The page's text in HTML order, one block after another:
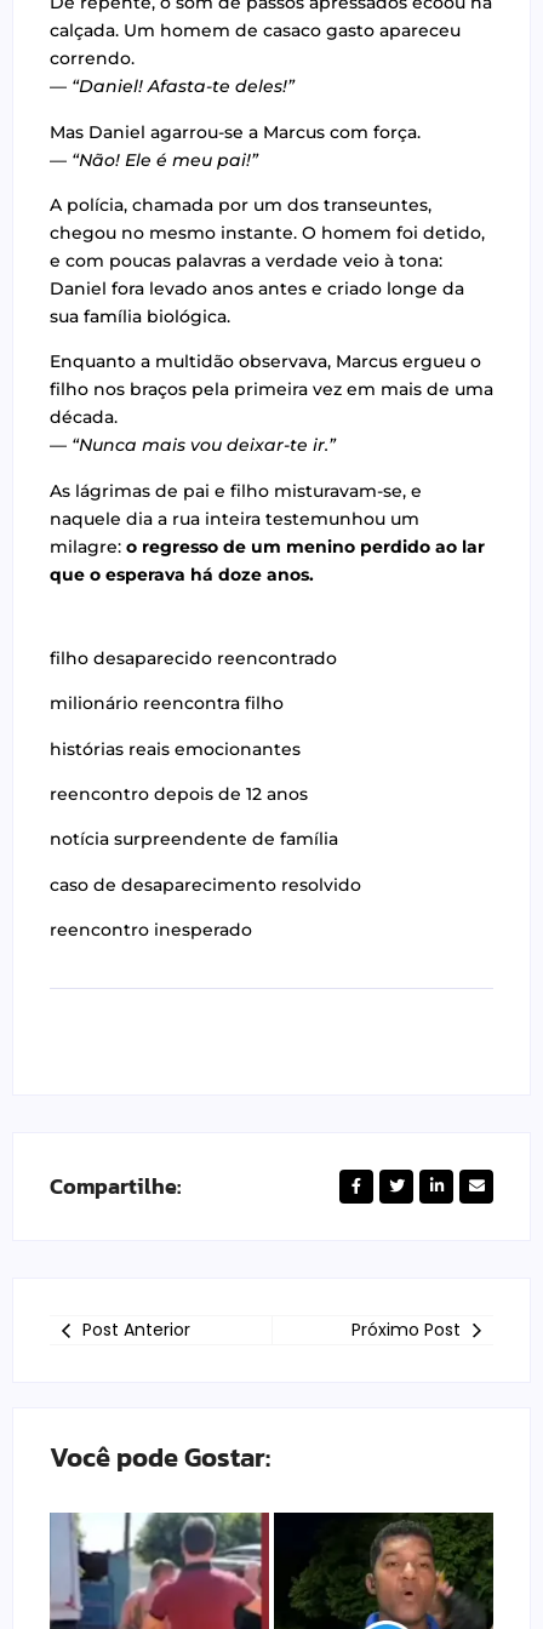
calçada. Um homem de casaco gasto apareceu
correndo.
— “Daniel! Afasta-te deles!”
Mas Daniel agarrou-se a Marcus com força.
— “Não! Ele é meu pai!”
A polícia, chamada por um dos transeuntes,
chegou no mesmo instante. O homem foi detido,
e com poucas palavras a verdade veio à tona:
Daniel fora levado anos antes e criado longe da
sua família biológica.
Enquanto a multidão observava, Marcus ergueu o
filho nos braços pela primeira vez em mais de uma
década.
— “Nunca mais vou deixar-te ir.”
As lágrimas de pai e filho misturavam-se, e
naquele dia a rua inteira testemunhou um
milagre: o regresso de um menino perdido ao lar
que o esperava há doze anos.
filho desaparecido reencontrado
milionário reencontra filho
histórias reais emocionantes
reencontro depois de 12 anos
notícia surpreendente de família
caso de desaparecimento resolvido
reencontro inesperado
Compartilhe:
Post Anterior Próximo Post
Você pode Gostar: